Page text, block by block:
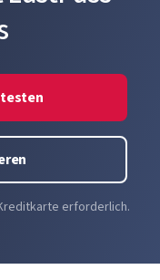
erforderlich.